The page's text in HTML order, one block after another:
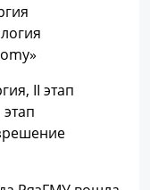
II этап